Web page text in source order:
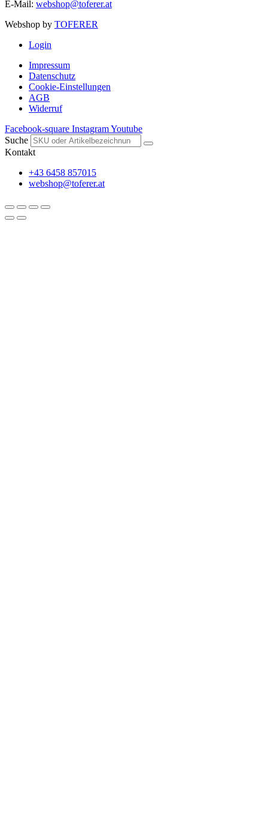
E-Mail: webshop@toferer.at
Webshop by TOFERER
Login
Impressum
Datenschutz
Cookie-Einstellungen
AGB
Widerruf
Facebook-square InstagramYoutube
Suche
Kontakt
+43 6458 857015
webshop@toferer.at